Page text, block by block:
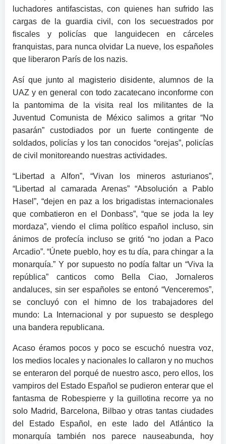
luchadores antifascistas, con quienes han sufrido las
cargas de la guardia civil, con los secuestrados por
fiscales y policías que languidecen en cárceles
franquistas, para nunca olvidar La nueve, los españoles
que liberaron París de los nazis.
Así que junto al magisterio disidente, alumnos de la
UAZ y en general con todo zacatecano inconforme con
la pantomima de la visita real los militantes de la
Juventud Comunista de México salimos a gritar “No
pasarán” custodiados por un fuerte contingente de
soldados, policías y los tan conocidos “orejas”, policías
de civil monitoreando nuestras actividades.
“Libertad a Alfon”, “Vivan los mineros asturianos”,
“Libertad al camarada Arenas” “Absolución a Pablo
Hasel”, “dejen en paz a los brigadistas internacionales
que combatieron en el Donbass”, “que se joda la ley
mordaza”, viendo el clima político español incluso, sin
ánimos de profecía incluso se gritó “no jodan a Paco
Arcadio”. “Únete pueblo, hoy es tu día, para chingar a la
monarquía.” Y por supuesto no podía faltar un “Viva la
república” canticos como Bella Ciao, Jornaleros
andaluces, sin ser españoles se entonó “Venceremos”,
se concluyó con el himno de los trabajadores del
mundo: La Internacional y por supuesto se desplego
una bandera republicana.
Acaso éramos pocos y poco se escuchó nuestra voz,
los medios locales y nacionales lo callaron y no muchos
se enteraron del porqué de nuestro asco, pero ellos, los
vampiros del Estado Español se pudieron enterar que el
fantasma de Robespierre y la guillotina recorre ya no
solo Madrid, Barcelona, Bilbao y otras tantas ciudades
del Estado Español, en este lado del Atlántico la
monarquía también nos parece nauseabunda, hoy